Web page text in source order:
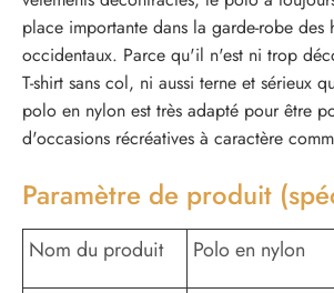
place importante dans la garde-robe des
occidentaux. Parce qu'il n'est ni trop
T-shirt sans col, ni aussi terne et sérieux
polo en nylon est très adapté pour être
d'occasions récréatives à caractère
Paramètre de produit
Nom du produit Polo en nylon